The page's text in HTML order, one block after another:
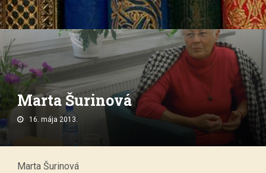
Marta Šurinová
16. mája 2013.
Marta Šurinová